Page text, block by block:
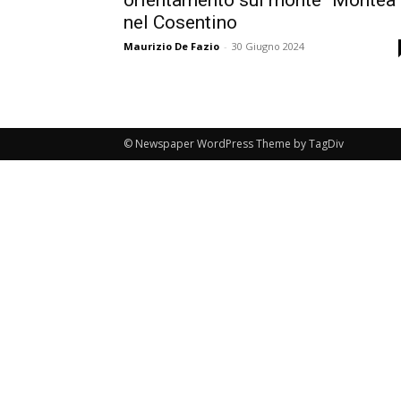
nel Cosentino
Maurizio De Fazio - 30 Giugno 2024
© Newspaper WordPress Theme by TagDiv